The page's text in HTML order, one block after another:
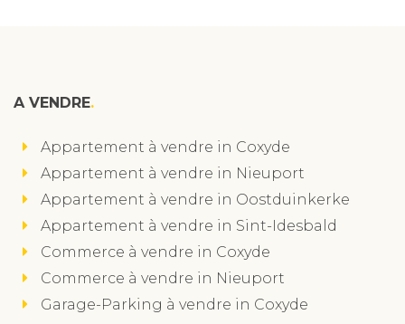
A VENDRE
Appartement à vendre in Coxyde
Appartement à vendre in Nieuport
Appartement à vendre in Oostduinkerke
Appartement à vendre in Sint-Idesbald
Commerce à vendre in Coxyde
Commerce à vendre in Nieuport
Garage-Parking à vendre in Coxyde